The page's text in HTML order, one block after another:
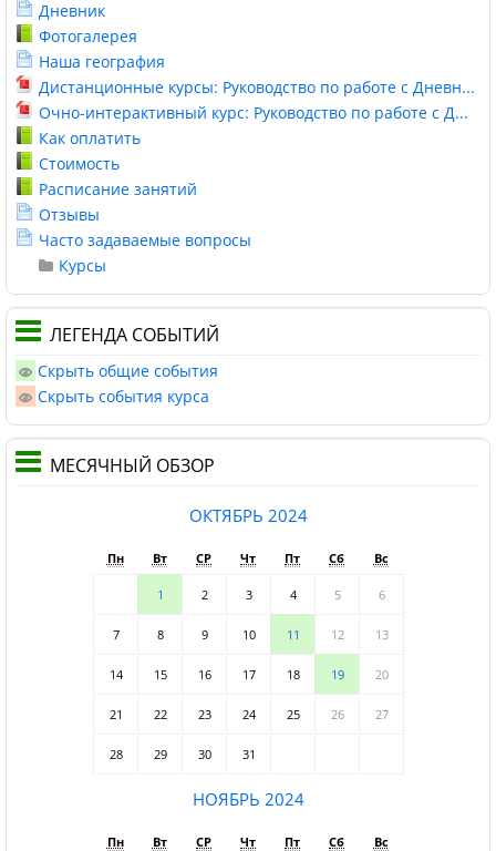
Дневник
Фотогалерея
Наша география
Дистанционные курсы: Руководство по работе с Дневн...
Очно-интерактивный курс: Руководство по работе с Д...
Как оплатить
Стоимость
Расписание занятий
Отзывы
Часто задаваемые вопросы
Курсы
ЛЕГЕНДА СОБЫТИЙ
Скрыть общие события
Скрыть события курса
МЕСЯЧНЫЙ ОБЗОР
ОКТЯБРЬ 2024
Пн Вт СР Чт Пт Сб Вс
1 2 3 4 5 6
7 8 9 10 11 12 13
14 15 16 17 18 19 20
21 22 23 24 25 26 27
28 29 30 31
НОЯБРЬ 2024
Пн Вт СР Чт Пт Сб Вс